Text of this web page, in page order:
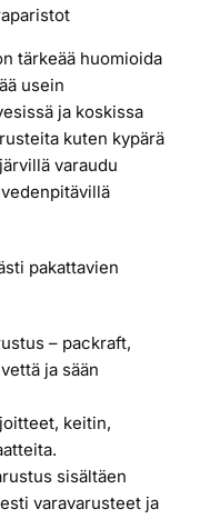
tärkeää huomioida
usein
ja koskissa
kuten kypärä
varaudu
pakattavien
– packraft,
ja sään
keitin,
sisältäen
varavarusteet ja